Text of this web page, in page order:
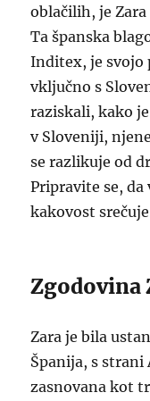
oblačilih, je
Ta španska
Inditex, je svojo
vključno s
raziskali, kako
v Sloveniji,
se razlikuje od
Pripravite se, da
kakovost
Zgodovina
Zara je bila
Španija, s strani
zasnovana kot